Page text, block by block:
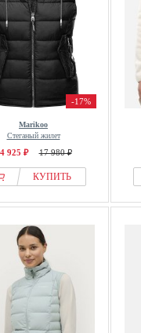
-17%
Marikoo
Стеганый жилет
925 ₽ 17 980 ₽
КУПИТЬ